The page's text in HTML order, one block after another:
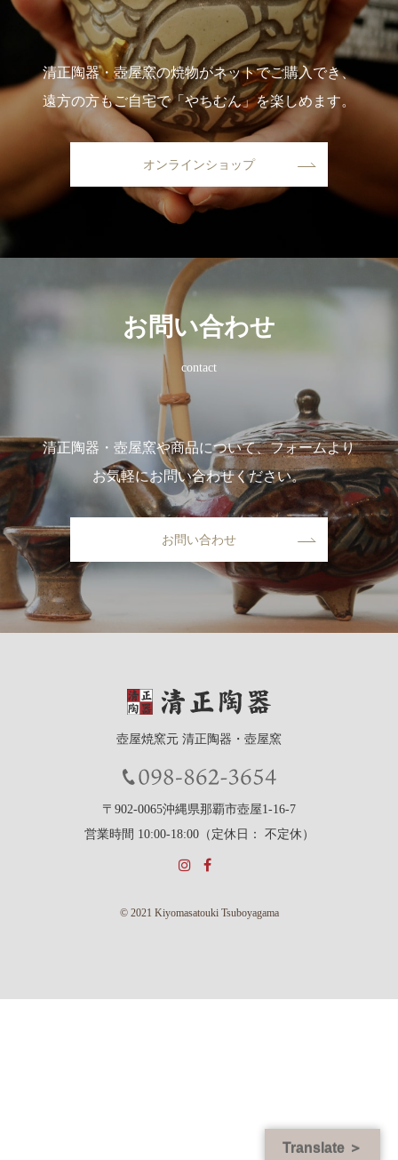
清正陶器・壺屋窯の焼物がネットでご購入でき、
遠方の方もご自宅で「やちむん」を楽しめます。
オンラインショップ
お問い合わせ
contact
清正陶器・壺屋窯や商品について、フォームより
お気軽にお問い合わせください。
お問い合わせ
壺屋焼窯元 清正陶器・壺屋窯
〒902-0065沖縄県那覇市壺屋1-16-7
営業時間 10:00-18:00（定休日： 不定休）
© 2021 Kiyomasatouki Tsuboyagama
Translate ＞